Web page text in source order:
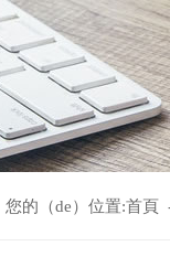
您的（de）位置:首頁